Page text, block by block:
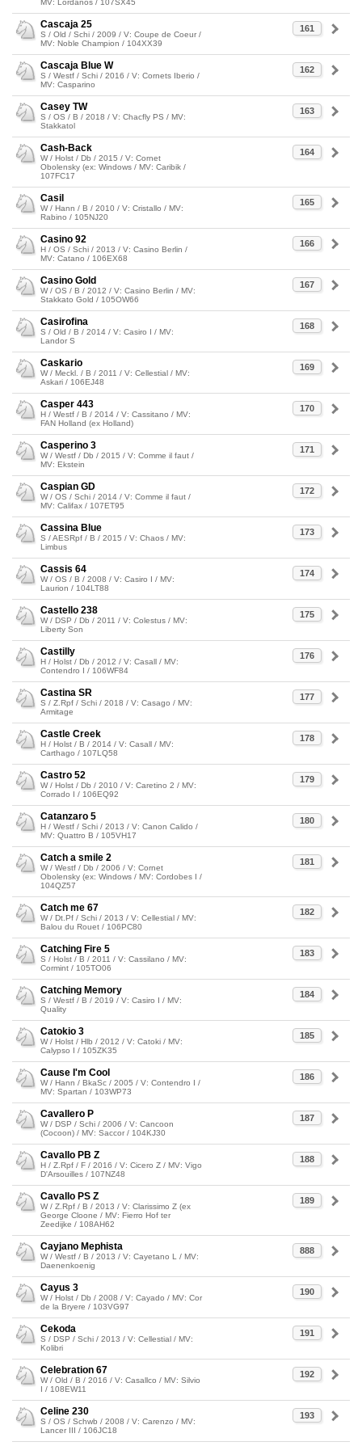
MV: Lordanos / 107SX45
161
Cascaja 25
S / Old / Schi / 2009 / V: Coupe de Coeur /
MV: Noble Champion / 104XX39
162
Cascaja Blue W
S / Westf / Schi / 2016 / V: Cornets Iberio /
MV: Casparino
163
Casey TW
S / OS / B / 2018 / V: Chacfly PS / MV:
Stakkatol
164
Cash-Back
W / Holst / Db / 2015 / V: Cornet
Obolensky (ex: Windows / MV: Caribik /
107FC17
165
Casil
W / Hann / B / 2010 / V: Cristallo / MV:
Rabino / 105NJ20
166
Casino 92
H / OS / Schi / 2013 / V: Casino Berlin /
MV: Catano / 106EX68
167
Casino Gold
W / OS / B / 2012 / V: Casino Berlin / MV:
Stakkato Gold / 105OW66
168
Casirofina
S / Old / B / 2014 / V: Casiro I / MV:
Landor S
169
Caskario
W / Meckl. / B / 2011 / V: Cellestial / MV:
Askari / 106EJ48
170
Casper 443
H / Westf / B / 2014 / V: Cassitano / MV:
FAN Holland (ex Holland)
171
Casperino 3
W / Westf / Db / 2015 / V: Comme il faut /
MV: Ekstein
172
Caspian GD
W / OS / Schi / 2014 / V: Comme il faut /
MV: Califax / 107ET95
173
Cassina Blue
S / AESRpf / B / 2015 / V: Chaos / MV:
Limbus
174
Cassis 64
W / OS / B / 2008 / V: Casiro I / MV:
Laurion / 104LT88
175
Castello 238
W / DSP / Db / 2011 / V: Colestus / MV:
Liberty Son
176
Castilly
H / Holst / Db / 2012 / V: Casall / MV:
Contendro I / 106WF84
177
Castina SR
S / Z.Rpf / Schi / 2018 / V: Casago / MV:
Armitage
178
Castle Creek
H / Holst / B / 2014 / V: Casall / MV:
Carthago / 107LQ58
179
Castro 52
W / Holst / Db / 2010 / V: Caretino 2 / MV:
Corrado I / 106EQ92
180
Catanzaro 5
H / Westf / Schi / 2013 / V: Canon Calido /
MV: Quattro B / 105VH17
181
Catch a smile 2
W / Westf / Db / 2006 / V: Cornet
Obolensky (ex: Windows / MV: Cordobes I /
104QZ57
182
Catch me 67
W / Dt.Pf / Schi / 2013 / V: Cellestial / MV:
Balou du Rouet / 106PC80
183
Catching Fire 5
S / Holst / B / 2011 / V: Cassilano / MV:
Cormint / 105TO06
184
Catching Memory
S / Westf / B / 2019 / V: Casiro I / MV:
Quality
185
Catokio 3
W / Holst / Hlb / 2012 / V: Catoki / MV:
Calypso I / 105ZK35
186
Cause I'm Cool
W / Hann / BkaSc / 2005 / V: Contendro I /
MV: Spartan / 103WP73
187
Cavallero P
W / DSP / Schi / 2006 / V: Cancoon
(Cocoon) / MV: Saccor / 104KJ30
188
Cavallo PB Z
H / Z.Rpf / F / 2016 / V: Cicero Z / MV: Vigo
D'Arsouilles / 107NZ48
189
Cavallo PS Z
W / Z.Rpf / B / 2013 / V: Clarissimo Z (ex
George Cloone / MV: Fierro Hof ter
Zeedijke / 108AH62
888
Cayjano Mephista
W / Westf / B / 2013 / V: Cayetano L / MV:
Daenenkoenig
190
Cayus 3
W / Holst / Db / 2008 / V: Cayado / MV: Cor
de la Bryere / 103VG97
191
Cekoda
S / DSP / Schi / 2013 / V: Cellestial / MV:
Kolibri
192
Celebration 67
W / Old / B / 2016 / V: Casallco / MV: Silvio
I / 108EW11
193
Celine 230
S / OS / Schwb / 2008 / V: Carenzo / MV:
Lancer III / 106JC18